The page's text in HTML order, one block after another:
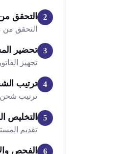
2 التحقق
التحقق من
3 تحضير
تجهيز
4 ترتيب
ترتيب شحن
5 التخليص
تقديم
6 الفحص